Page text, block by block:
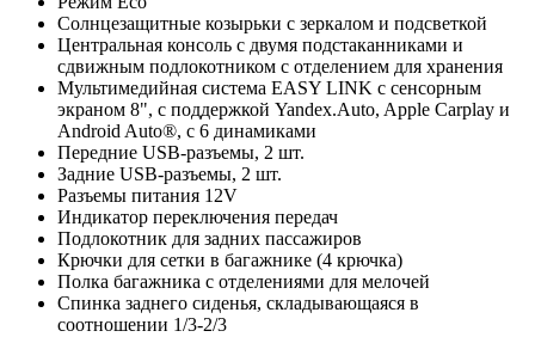
Солнцезащитные козырьки с зеркалом и подсветкой
Центральная консоль с двумя подстаканниками и
сдвижным подлокотником с отделением для хранения
Мультимедийная система EASY LINK c сенсорным
экраном 8", с поддержкой Yandex.Auto, Apple Carplay и
Android Auto®, с 6 динамиками
Передние USB-разъемы, 2 шт.
Задние USB-разъемы, 2 шт.
Разъемы питания 12V
Индикатор переключения передач
Подлокотник для задних пассажиров
Крючки для сетки в багажнике (4 крючка)
Полка багажника с отделениями для мелочей
Спинка заднего сиденья, складывающаяся в
соотношении 1/3-2/3